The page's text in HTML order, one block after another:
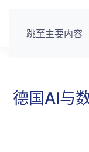
跳至主要内容
德国AI与